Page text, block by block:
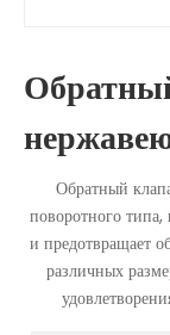
Обратный
поворотного типа,
и предотвращает
различных